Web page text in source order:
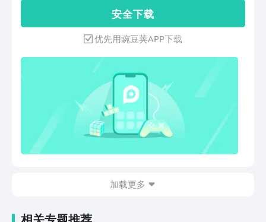
梦，让你的身心快速得到满足感。产品特
点：【附近交友】距离不是问题，邂逅身
边人，侃聊情感火花，释放内心想法。附
近聊得来，上午聊下午见都不是事。【精
准匹配】聊天/视频/语音，一步到位，满
足所需。减少无目标的尬聊，畅谈更直
接。对TA有好感，弹窗就私聊吧。【丰
富动态】多彩动态信息展示，秀出真我，
分享平日的足迹。每日上线收割新鲜事
——约电影、吃美食、玩游戏、运动、旅
游……清晰直接高效，宅男宅女聚集地，
安 全 下 载
优先用豌豆荚APP下载
加载更多